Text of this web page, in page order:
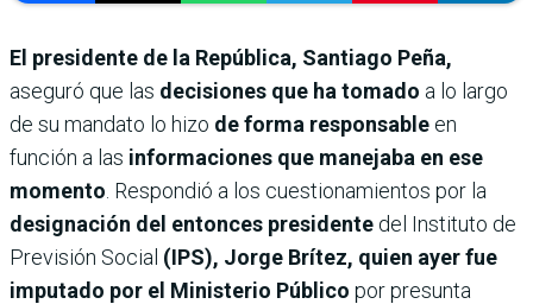
El presidente de la República, Santiago Peña,
aseguró que las decisiones que ha tomado a lo largo
de su mandato lo hizo de forma responsable en
función a las informaciones que manejaba en ese
momento . Respondió a los cuestionamientos por la
designación del entonces presidente del Instituto de
Previsión Social (IPS), Jorge Brítez, quien ayer fue
imputado por el Ministerio Público por presunta